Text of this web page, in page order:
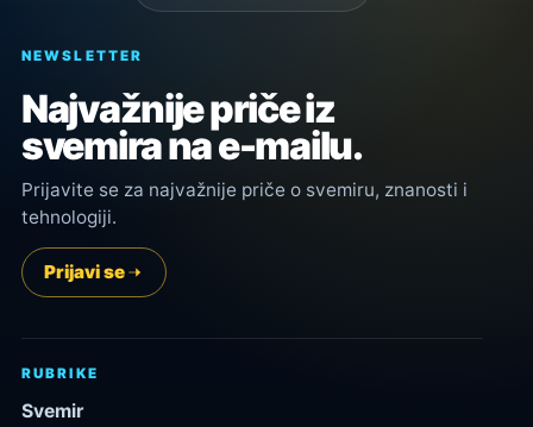
NEWSLETTER
Najvažnije priče iz
svemira na e-mailu.
Prijavite se za najvažnije priče o svemiru, znanosti i
tehnologiji.
Prijavi se
RUBRIKE
Svemir